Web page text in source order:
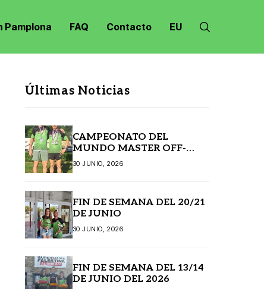
Pamplona FAQ Contacto EU
Últimas Noticias
CAMPEONATO DEL
MUNDO MASTER OFF-
ROAD JANSKE LAZNE
(REPÚBLICA CHECA)
30 JUNIO, 2026
FIN DE SEMANA DEL 20/21
DE JUNIO
30 JUNIO, 2026
FIN DE SEMANA DEL 13/14
DE JUNIO DEL 2026